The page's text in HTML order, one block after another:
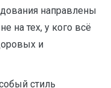
направлены
на тех, у кого всё
и
стиль